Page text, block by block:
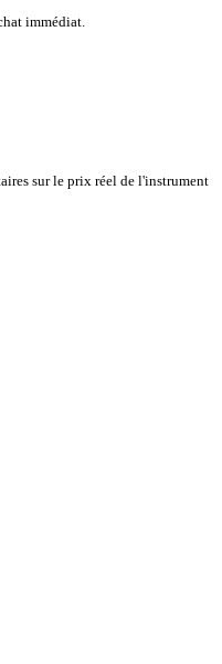
immédiat.
sur le prix réel de l'instrument